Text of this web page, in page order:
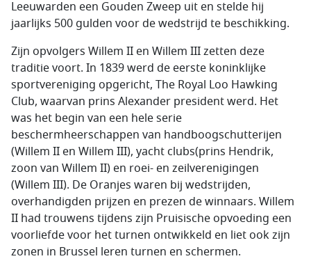
Leeuwarden een Gouden Zweep uit en stelde hij
jaarlijks 500 gulden voor de wedstrijd te beschikking.
Zijn opvolgers Willem II en Willem III zetten deze
traditie voort. In 1839 werd de eerste koninklijke
sportvereniging opgericht, The Royal Loo Hawking
Club, waarvan prins Alexander president werd. Het
was het begin van een hele serie
beschermheerschappen van handboogschutterijen
(Willem II en Willem III), yacht clubs(prins Hendrik,
zoon van Willem II) en roei- en zeilverenigingen
(Willem III). De Oranjes waren bij wedstrijden,
overhandigden prijzen en prezen de winnaars. Willem
II had trouwens tijdens zijn Pruisische opvoeding een
voorliefde voor het turnen ontwikkeld en liet ook zijn
zonen in Brussel leren turnen en schermen.